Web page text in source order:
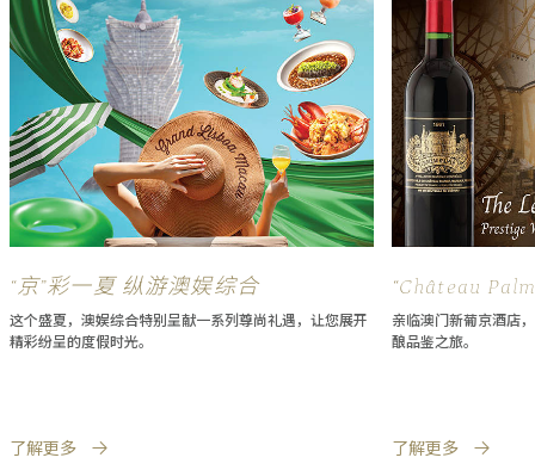
“京”彩一夏 纵游澳娱综合
这个盛夏，澳娱综合特别呈献一系列尊尚礼遇，让您展开
精彩纷呈的度假时光。
了解更多
“Château
飨宴
亲临澳门新葡京酒店
酿品鉴之旅。
了解更多